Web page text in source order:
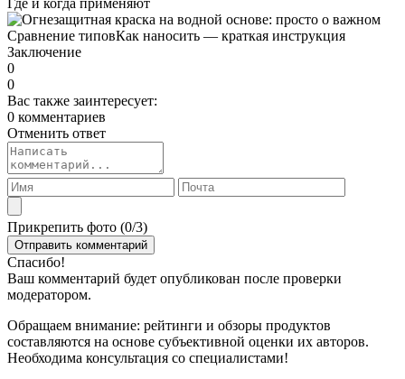
Сравнение типовКак наносить — краткая инструкция
Заключение
0
0
Вас также заинтересует:
0 комментариев
Отменить ответ
Прикрепить фото (0/3)
Спасибо!
Ваш комментарий будет опубликован после проверки
модератором.
Обращаем внимание: рейтинги и обзоры продуктов
составляются на основе субъективной оценки их авторов.
Необходима консультация со специалистами!